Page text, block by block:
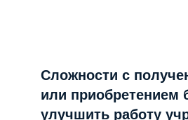
Сложности с
или приобретением
улучшить работу